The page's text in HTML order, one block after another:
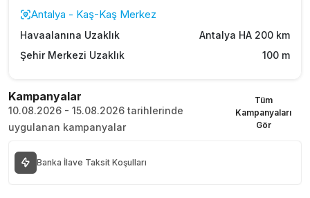
Antalya - Kaş-Kaş Merkez
Havaalanına Uzaklık
Antalya HA 200 km
Şehir Merkezi Uzaklık
100 m
Kampanyalar
10.08.2026 - 15.08.2026 tarihlerinde
uygulanan kampanyalar
Tüm
Kampanyaları
Gör
Banka İlave Taksit Koşulları